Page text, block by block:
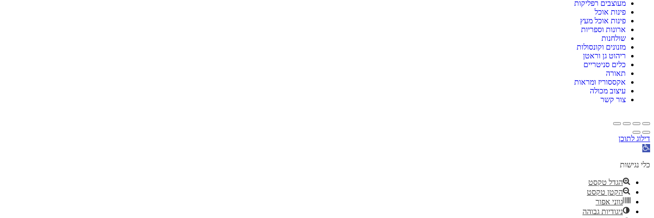
מעוצבים רפליקות
פינות אוכל
פינות אוכל מעץ
ארונות וספריות
שולחנות
מזנונים וקונסולות
ריהוט גן וראטן
כלים סניטריים
תאורה
אקססוריז ומראות
עיצוב מכולה
צור קשר
דילוג לתוכן
פתח
נגישות
כלי נגישות
הגדל טקסט
הקטן טקסט
גווני אפור
ניגודיות גבוהה